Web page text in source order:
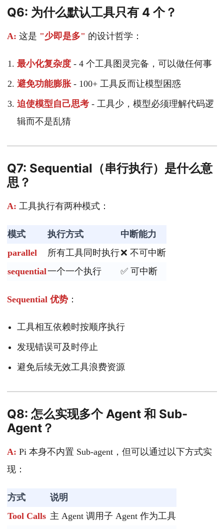
Q6: 为什么默认工具只有 4 个？
A: 这是 "少即是多" 的设计哲学：
最小化复杂度 - 4 个工具图灵完备，可以做任何事
避免功能膨胀- 100+ 工具反而让模型困惑
迫使模型自己思考 - 工具少，模型必须理解代码逻
辑而不是乱猜
Q7: Sequential（串行执行）是什么意
思？
A: 工具执行有两种模式：
模式 执行方式
中断能力
parallel
所有工具同时执行❌ 不可中断
sequential一个一个执行 ✅ 可中断
Sequential 优势 ：
工具相互依赖时按顺序执行
发现错误可及时停止
避免后续无效工具浪费资源
Q8: 怎么实现多个 Agent 和 Sub-
Agent？
A: Pi 本身不内置 Sub-agent，但可以通过以下方式实
现：
方式
说明
Tool Calls 主 Agent 调用子 Agent 作为工具